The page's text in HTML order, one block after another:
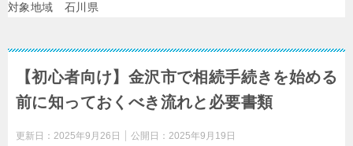
対象地域 石川県
【初心者向け】金沢市で相続手続きを始める
前に知っておくべき流れと必要書類
更新日： 2025年9月26日 公開日： 2025年9月19日